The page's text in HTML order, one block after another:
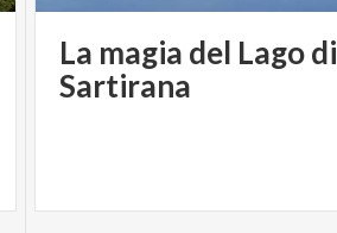
La magia del Lago di
Sartirana